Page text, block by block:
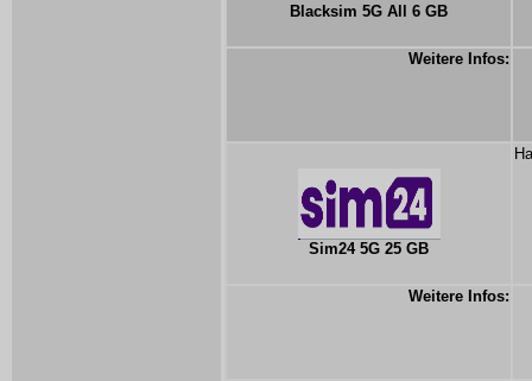
Blacksim 5G All 6 GB
Weitere Infos:
Sim24 5G 25 GB
Weitere Infos: